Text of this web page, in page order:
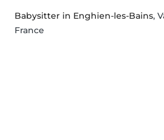
Babysitter in Enghien-les-Bains,
France